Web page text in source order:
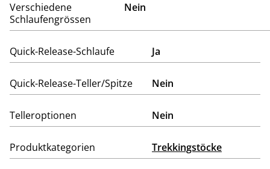
Verschiedene
Schlaufengrössen
Nein
Quick-Release-Schlaufe Ja
Quick-Release-Teller/Spitze Nein
Telleroptionen Nein
Produktkategorien Trekkingstöcke